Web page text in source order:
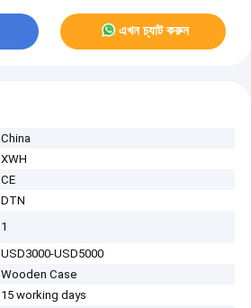
এখন চ্যাট করুন
China
XWH
CE
DTN
1
USD3000-USD5000
Wooden Case
15 working days